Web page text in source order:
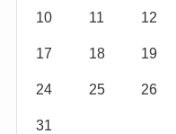
10 11 12
17 18 19
24 25 26
31